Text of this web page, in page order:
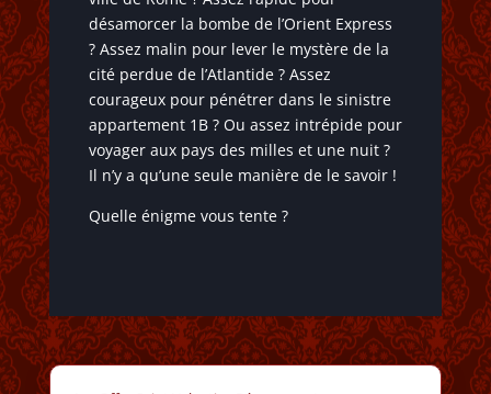
désamorcer la bombe de l’Orient Express
? Assez malin pour lever le mystère de la
cité perdue de l’Atlantide ? Assez
courageux pour pénétrer dans le sinistre
appartement 1B ? Ou assez intrépide pour
voyager aux pays des milles et une nuit ?
Il n’y a qu’une seule manière de le savoir !
Quelle énigme vous tente ?